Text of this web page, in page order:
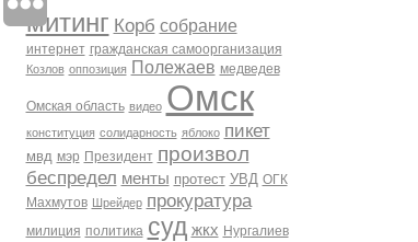
митинг Корб собрание
интернет гражданская самоорганизация
Козлов оппозиция Полежаев медведев
Омская область видео Омск
конституция солидарность яблоко пикет
мвд мэр Президент произвол
беспредел менты протест УВД ОГК
Махмутов Шрейдер прокуратура
милиция политика суд жкх Нургалиев